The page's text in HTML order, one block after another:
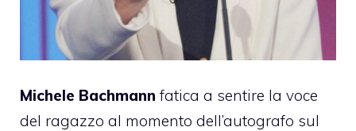
Michele Bachmann fatica a sentire la voce
del ragazzo al momento dell’autografo sul